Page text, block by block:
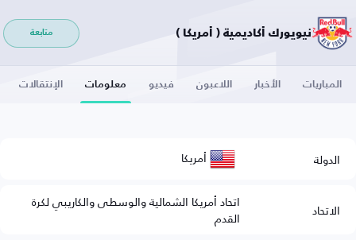
نيويورك أكاديمية ( أمريكا ) متابعة
المباريات الأخبار اللاعبون فيديو معلومات الإنتقالات
الدولة أمريكا
الاتحاد اتحاد أمريكا الشمالية والوسطى والكاريبي لكرة
القدم